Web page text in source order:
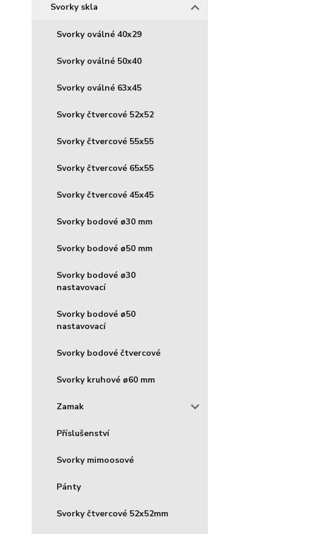
Svorky skla
Svorky oválné 40x29
Svorky oválné 50x40
Svorky oválné 63x45
Svorky čtvercové 52x52
Svorky čtvercové 55x55
Svorky čtvercové 65x55
Svorky čtvercové 45x45
Svorky bodové ø30 mm
Svorky bodové ø50 mm
Svorky bodové ø30
nastavovací
Svorky bodové ø50
nastavovací
Svorky bodové čtvercové
Svorky kruhové ø60 mm
Zamak
Příslušenství
Svorky mimoosové
Pánty
Svorky čtvercové 52x52mm